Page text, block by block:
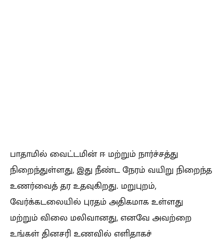
பாதாமில் வைட்டமின் ஈ மற்றும் நார்ச்சத்து
நிறைந்துள்ளது, இது நீண்ட நேரம் வயிறு நிறைந்த
உணர்வைத் தர உதவுகிறது. மறுபுறம்,
வேர்க்கடலையில் புரதம் அதிகமாக உள்ளது
மற்றும் விலை மலிவானது, எனவே அவற்றை
உங்கள் தினசரி உணவில் எளிதாகச்